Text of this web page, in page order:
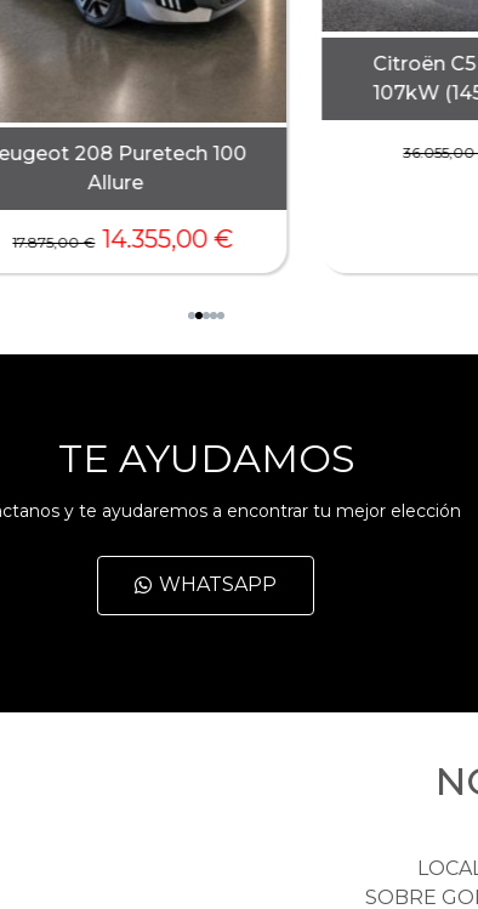
208 Puretech 100
Allure
17.875,00€ 14.355,00€
Citroën
107kW
36.055,00
TE AYUDAMOS
y te ayudaremos a encontrar tu mejor elección
WHATSAPP
SOBRE